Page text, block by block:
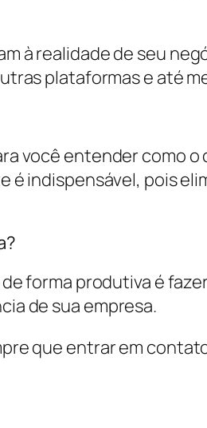
à realidade de seu
plataformas e até
você entender como
indispensável, pois
forma produtiva é
de sua empresa.
que entrar em